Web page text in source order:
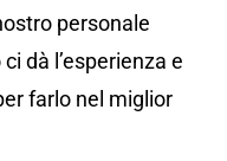
personale
dà l’esperienza e
farlo nel miglior